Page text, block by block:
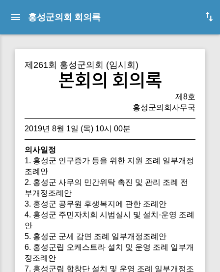
홍성군의회 회의록
제261회 홍성군의회 (임시회)
본회의 회의록
제8호
홍성군의회사무국
2019년 8월 1일 (목) 10시 00분
의사일정
1. 홍성군 인구증가 등을 위한 지원 조례 일부개정
조례안
2. 홍성군 사무의 민간위탁 촉진 및 관리 조례 전
부개정조례안
3. 홍성군 공무원 후생복지에 관한 조례안
4. 홍성군 주민자치회 시범실시 및 설치·운영 조례
안
5. 홍성군 군세 감면 조례 일부개정조례안
6. 홍성군립 오케스트라 설치 및 운영 조례 일부개
정조례안
7. 홍성군립 합창단 설치 및 운영 조례 일부개정조